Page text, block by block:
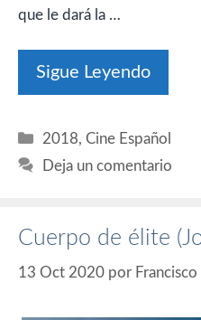
que le dará la …
Sigue Leyendo
Categorías
2018,Cine Español
Deja un comentario
Cuerpo de élite
13 Oct 2020 por